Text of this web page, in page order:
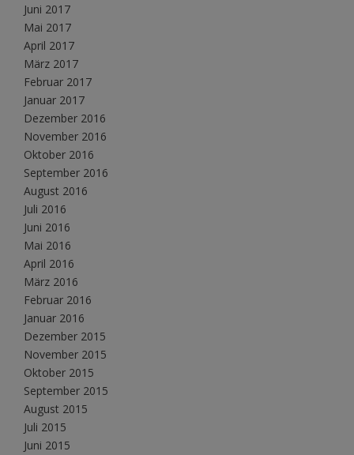
Juni 2017
Mai 2017
April 2017
März 2017
Februar 2017
Januar 2017
Dezember 2016
November 2016
Oktober 2016
September 2016
August 2016
Juli 2016
Juni 2016
Mai 2016
April 2016
März 2016
Februar 2016
Januar 2016
Dezember 2015
November 2015
Oktober 2015
September 2015
August 2015
Juli 2015
Juni 2015